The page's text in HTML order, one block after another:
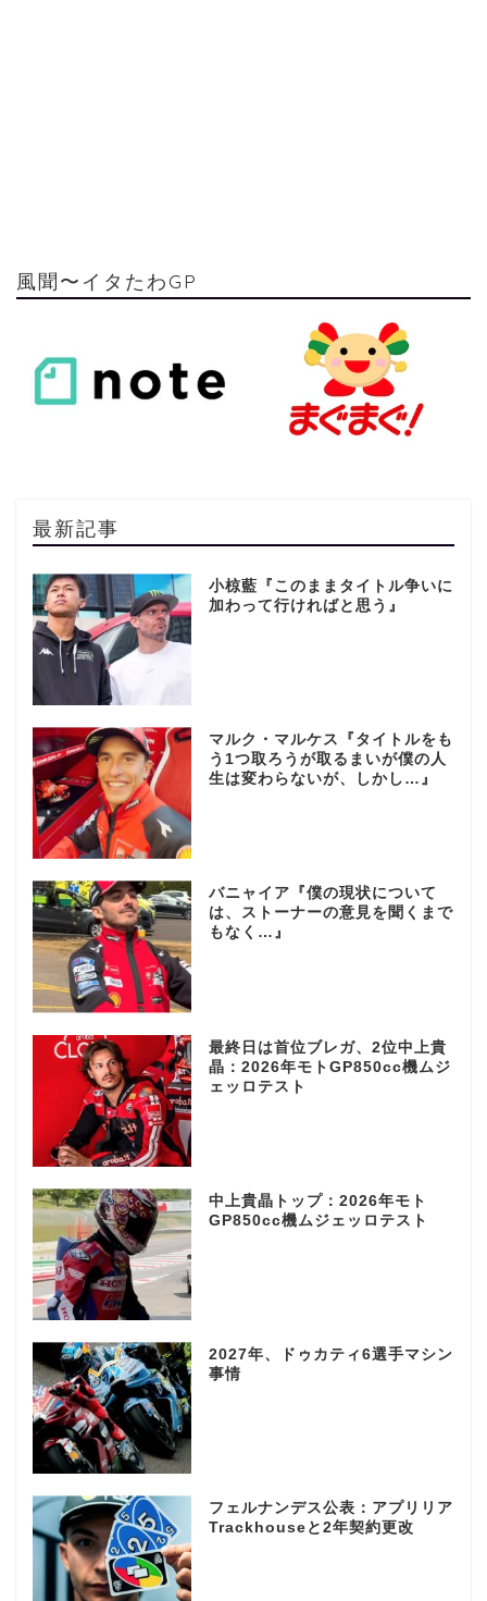
風聞〜イタたわGP
最新記事
小椋藍『このままタイトル争いに
加わって行ければと思う』
マルク・マルケス『タイトルをも
う1つ取ろうが取るまいが僕の人
生は変わらないが、しかし…』
バニャイア『僕の現状について
は、ストーナーの意見を聞くまで
もなく…』
最終日は首位ブレガ、2位中上貴
晶：2026年モトGP850cc機ムジ
ェッロテスト
中上貴晶トップ：2026年モト
GP850cc機ムジェッロテスト
2027年、ドゥカティ6選手マシン
事情
フェルナンデス公表：アプリリア
Trackhouseと2年契約更改